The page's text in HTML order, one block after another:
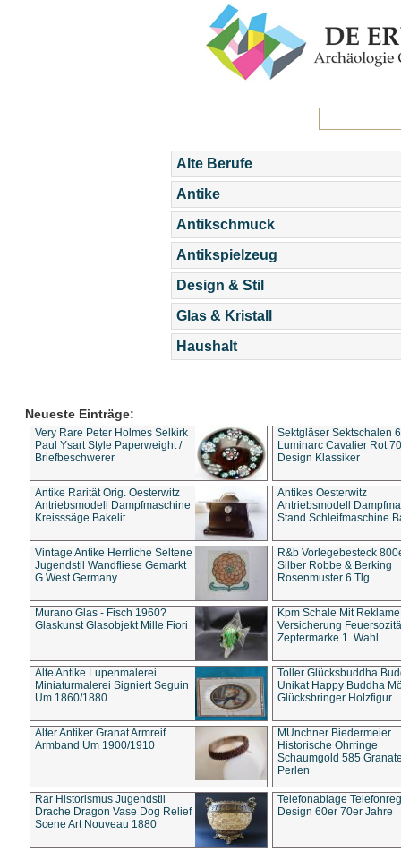
Alte Berufe
Antike
Antikschmuck
Antikspielzeug
Design & Stil
Glas & Kristall
Haushalt
Neueste Einträge:
Very Rare Peter Holmes Selkirk
Paul Ysart Style Paperweight /
Briefbeschwerer
Sektgläser Sektschalen
Luminarc Cavalier Rot
Design Klassiker
Antike Rarität Orig. Oesterwitz
Antriebsmodell Dampfmaschine
Kreisssäge Bakelit
Antikes Oesterwitz
Antriebsmodell
Stand Schleifmaschine
Vintage Antike Herrliche Seltene
Jugendstil Wandfliese Gemarkt
G West Germany
R&b Vorlegebesteck
Silber Robbe & Berking
Rosenmuster 6 Tlg.
Murano Glas - Fisch 1960?
Glaskunst Glasobjekt Mille Fiori
Kpm Schale Mit Reklame
Versicherung
Zeptermarke 1. Wahl
Alte Antike Lupenmalerei
Miniaturmalerei Signiert Seguin
Um 1860/1880
Toller Glücksbuddha
Unikat Happy Buddha
Glücksbringer Holzfigur
Alter Antiker Granat Armreif
Armband Um 1900/1910
MÜnchner Biedermeier
Historische Ohrringe
Schaumgold 585
Perlen
Rar Historismus Jugendstil
Drache Dragon Vase Dog Relief
Scene Art Nouveau 1880
Telefonablage
Design 60er 70er Jahre